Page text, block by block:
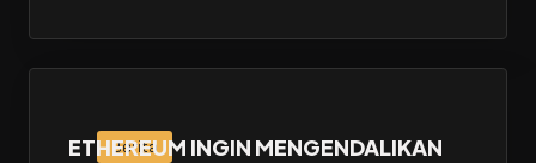
Berita
ETHEREUM INGIN MENGENDALIKAN